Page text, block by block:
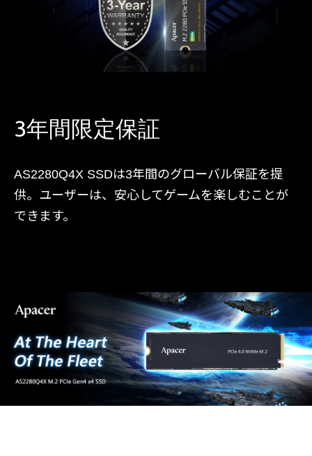
3年間限定保証
AS2280Q4X SSDは3年間のグローバル保証を提
供。ユーザーは、安心してゲームを楽しむことが
できます。